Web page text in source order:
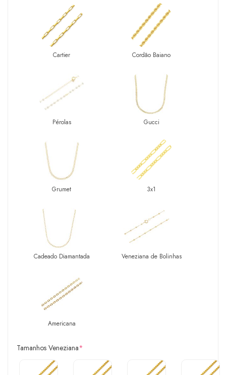
Cartier Cordão Baiano
Pérolas Gucci
Grumet 3x1
Cadeado Diamantada Veneziana de Bolinhas
Americana
Tamanhos Veneziana*